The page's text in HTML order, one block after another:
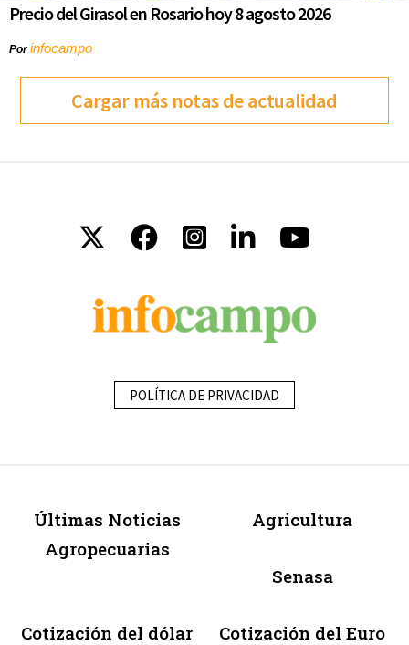
Precio del Girasol en Rosario hoy 8 agosto 2026
Porinfocampo
Cargar más notas de actualidad
POLÍTICA DE PRIVACIDAD
Últimas Noticias
Agropecuarias
Agricultura
Senasa
Cotización del dólar Cotización del Euro